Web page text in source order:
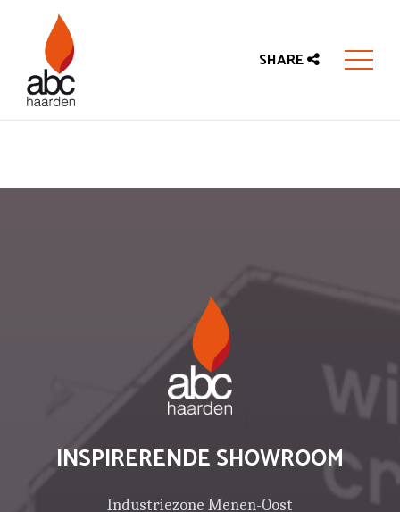
SHARE
INSPIRERENDE SHOWROOM
Industriezone Menen-Oost